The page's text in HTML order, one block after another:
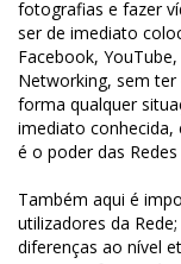
fotografias e fazer
ser de imediato
Facebook,
Networking, sem
forma qualquer
imediato conhecida,
é o poder das Redes
Também aqui é
utilizadores da
diferenças ao nível